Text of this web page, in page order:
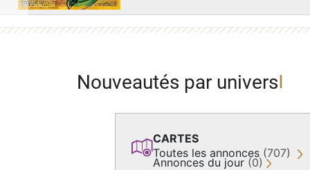
Nouveautés par univers
CARTES
Toutes les annonces (707)
Annonces du jour (0)